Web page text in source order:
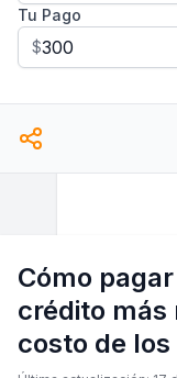
Tu Pago
$
Cómo
crédito más
costo de